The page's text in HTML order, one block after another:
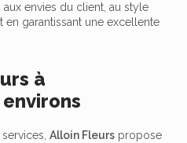
aux envies du client, au style
garantissant une excellente
à
Alloin Fleurs propose